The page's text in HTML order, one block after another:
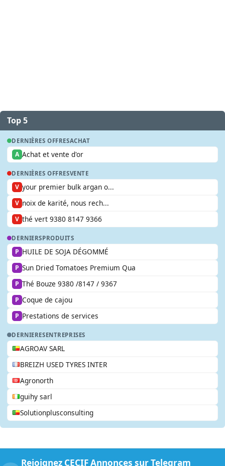
Top 5
DERNIÈRES OFFRESACHAT
A Achat et vente d'or
DERNIÈRES OFFRESVENTE
V your premier bulk argan o...
V noix de karité, nous rech...
V thé vert 9380 8147 9366
DERNIERSPRODUITS
P HUILE DE SOJA DÉGOMMÉ
P Sun Dried Tomatoes Premium Qua
P Thé Bouze 9380 /8147 / 9367
P Coque de cajou
P Prestations de services
DERNIERESENTREPRISES
AGROAV SARL
BREIZH USED TYRES INTER
Agronorth
guihy sarl
Solutionplusconsulting
Rejoignez CECIF Annonces sur Telegram